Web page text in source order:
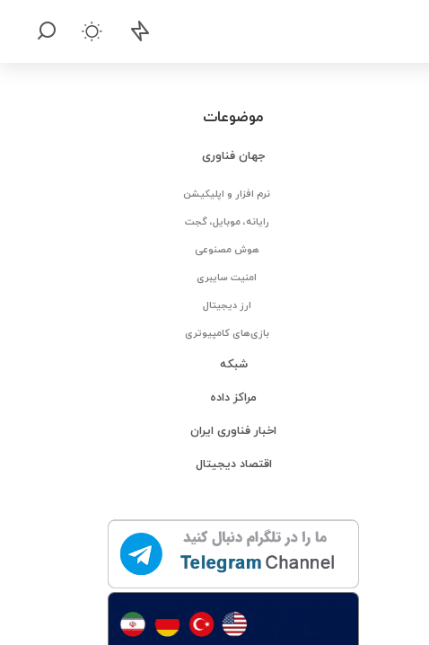
موضوعات
جهان فناوری
نرم افزار و اپلیکیشن
رایانه، موبایل، گجت
هوش مصنوعی
امنیت سایبری
ارز دیجیتال
بازی‌های کامپیوتری
شبکه
مراکز داده
اخبار فناوری ایران
اقتصاد دیجیتال